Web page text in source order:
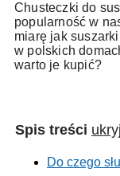
Chusteczki do
popularność w
miarę jak
w polskich
warto je kupić?
Spis treści ukryj
Do czego